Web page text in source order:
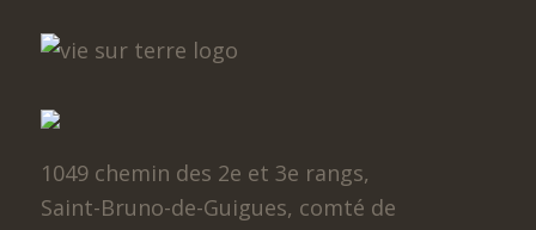
1049 chemin des 2e et 3e rangs,
Saint-Bruno-de-Guigues, comté de